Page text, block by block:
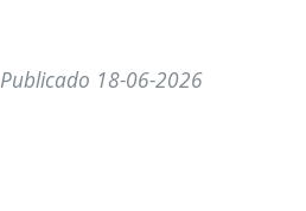
Publicado 18-06-2026